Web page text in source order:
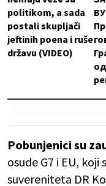
politikom, a sada
postali skupljači
jeftinih poena i ruše
državu (VIDEO)
Pobunjenici su
osude G7 i EU,
suvereniteta DR